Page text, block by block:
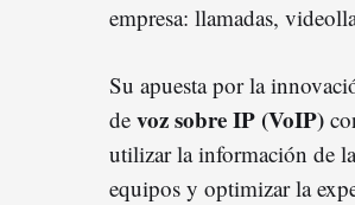
empresa: llamadas,
Su apuesta por la
de voz sobre IP (VoIP)
utilizar la información de
equipos y optimizar la